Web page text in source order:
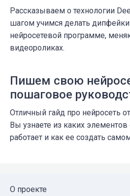
Рассказываем о технологии
шагом учимся делать
нейросетевой программе,
видеороликах.
Пишем свою
пошаговое
Отличный гайд про нейросеть
Вы узнаете из каких
работает и как ее создать
О проекте